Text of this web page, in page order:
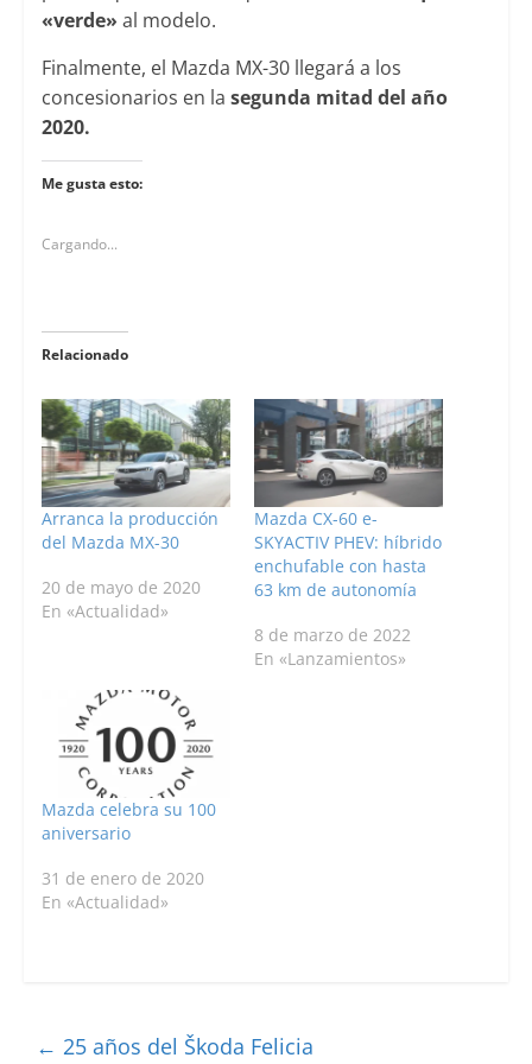
«verde» al modelo.
Finalmente, el Mazda MX-30 llegará a los
concesionarios en la segunda mitad del año
2020.
Me gusta esto:
Cargando...
Relacionado
Arranca la producción
del Mazda MX-30
20 de mayo de 2020
En «Actualidad»
Mazda CX-60 e-
SKYACTIV PHEV: híbrido
enchufable con hasta
63 km de autonomía
8 de marzo de 2022
En «Lanzamientos»
Mazda celebra su 100
aniversario
31 de enero de 2020
En «Actualidad»
← 25 años del Škoda Felicia